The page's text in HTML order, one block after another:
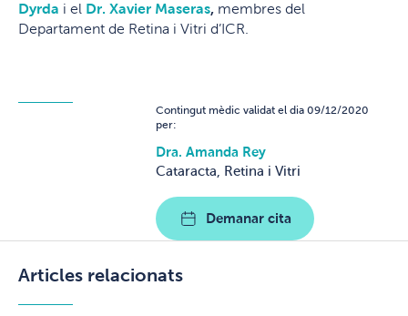
Dyrda i el Dr. Xavier Maseras, membres del
Departament de Retina i Vitri d’ICR.
Contingut mèdic validat el dia 09/12/2020
per:
Dra. Amanda Rey
Cataracta, Retina i Vitri
Demanar cita
Articles relacionats